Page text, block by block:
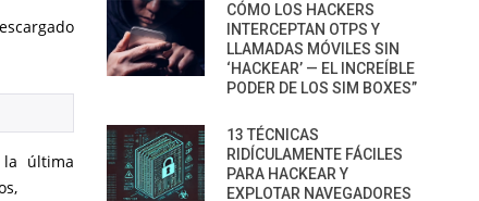
última
CÓMO LOS HACKERS
INTERCEPTAN OTPS Y
LLAMADAS MÓVILES SIN
‘HACKEAR’ — EL INCREÍBLE
PODER DE LOS SIM BOXES”
13 TÉCNICAS
RIDÍCULAMENTE FÁCILES
PARA HACKEAR Y
EXPLOTAR NAVEGADORES